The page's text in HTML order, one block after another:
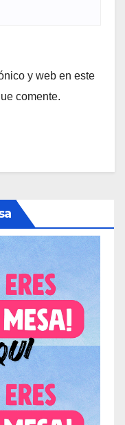
y web en este
comente.